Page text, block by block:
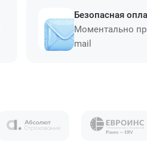
Безопасная
Моментально
mail